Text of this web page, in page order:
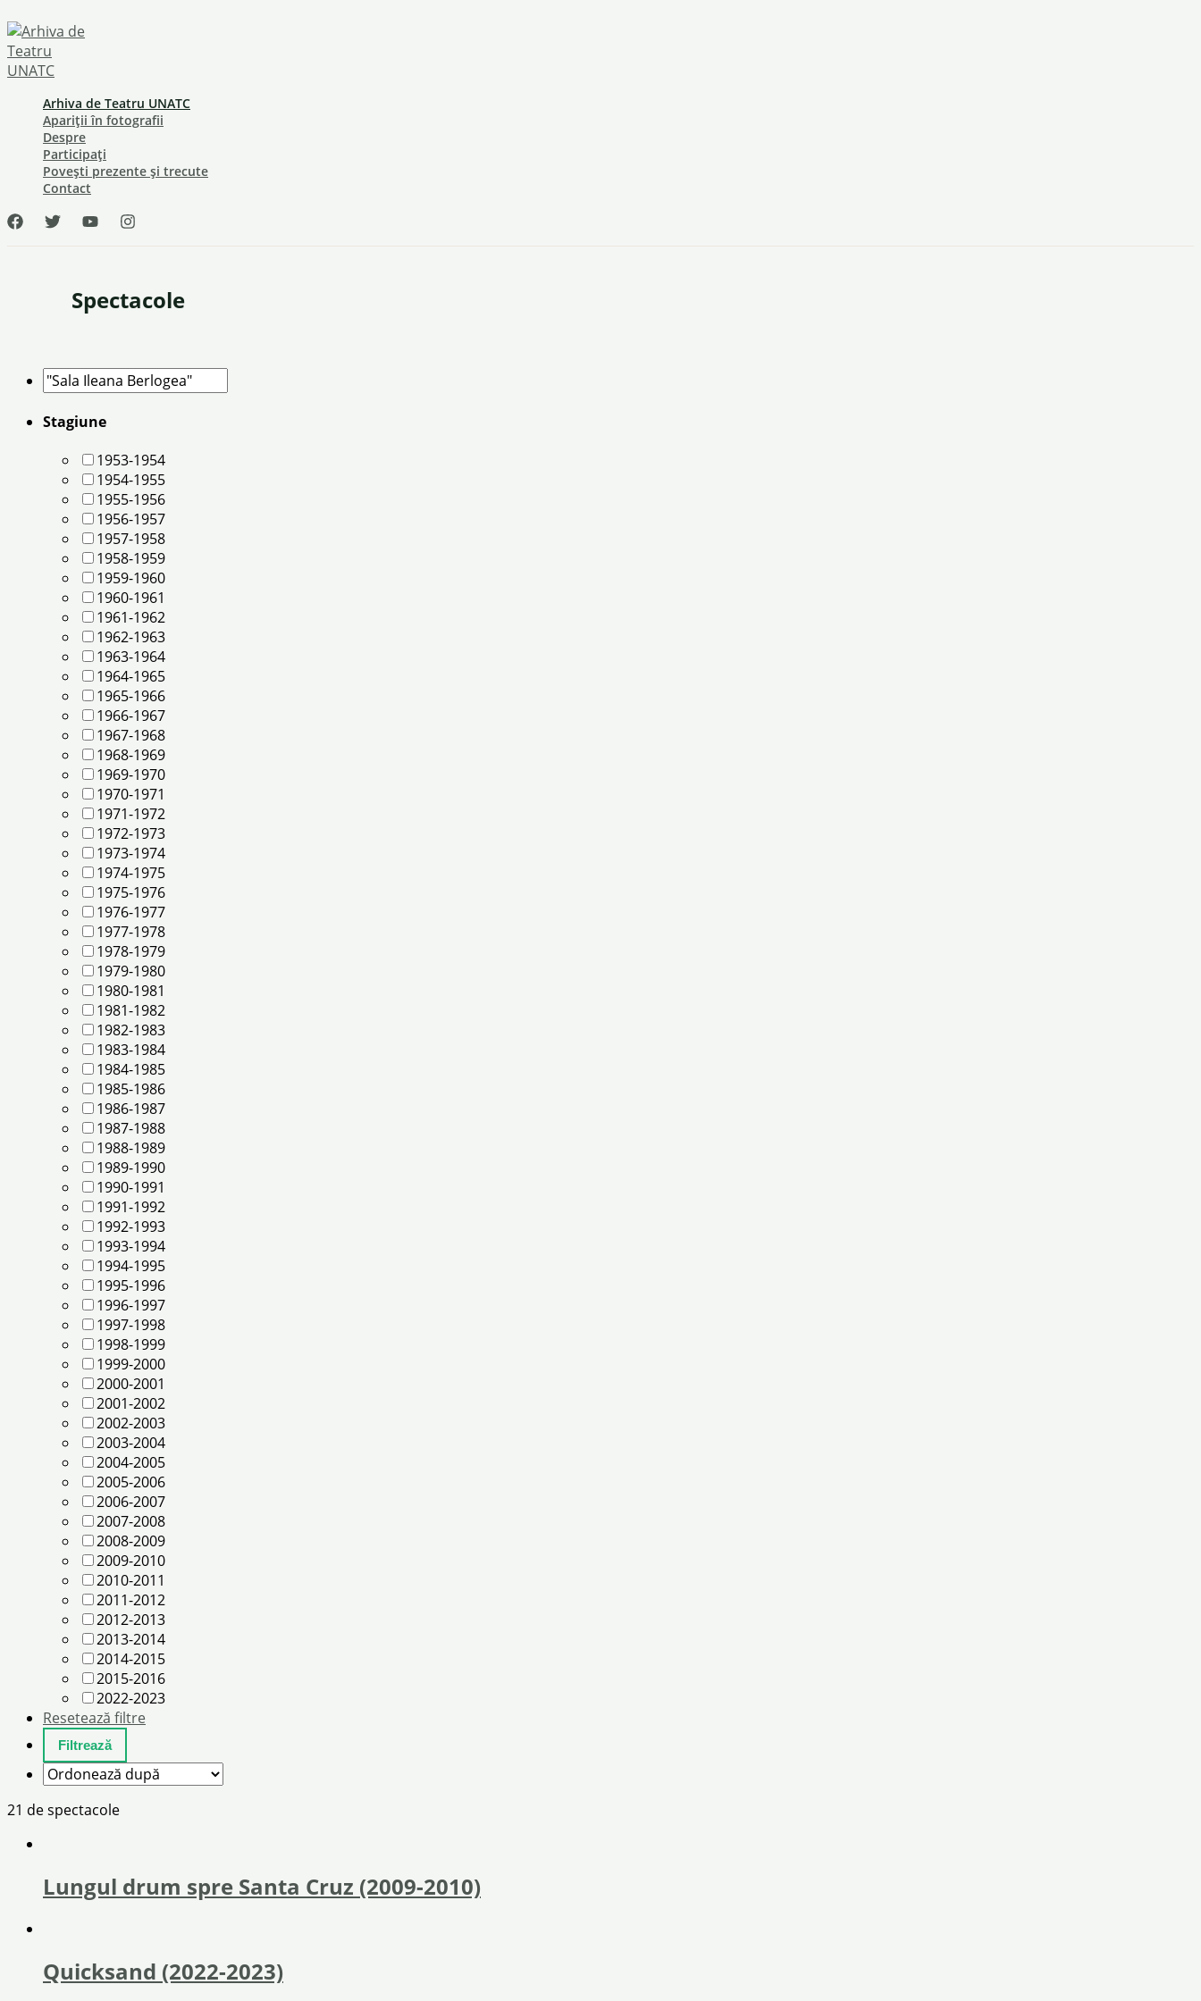
to
content
Arhiva de Teatru UNATC
Apariții în fotografii
Despre
Participați
Povești prezente și trecute
Contact
Spectacole
Stagiune
1953-1954
1954-1955
1955-1956
1956-1957
1957-1958
1958-1959
1959-1960
1960-1961
1961-1962
1962-1963
1963-1964
1964-1965
1965-1966
1966-1967
1967-1968
1968-1969
1969-1970
1970-1971
1971-1972
1972-1973
1973-1974
1974-1975
1975-1976
1976-1977
1977-1978
1978-1979
1979-1980
1980-1981
1981-1982
1982-1983
1983-1984
1984-1985
1985-1986
1986-1987
1987-1988
1988-1989
1989-1990
1990-1991
1991-1992
1992-1993
1993-1994
1994-1995
1995-1996
1996-1997
1997-1998
1998-1999
1999-2000
2000-2001
2001-2002
2002-2003
2003-2004
2004-2005
2005-2006
2006-2007
2007-2008
2008-2009
2009-2010
2010-2011
2011-2012
2012-2013
2013-2014
2014-2015
2015-2016
2022-2023
Resetează filtre
21 de spectacole
Lungul drum spre Santa Cruz (2009-2010)
Quicksand (2022-2023)